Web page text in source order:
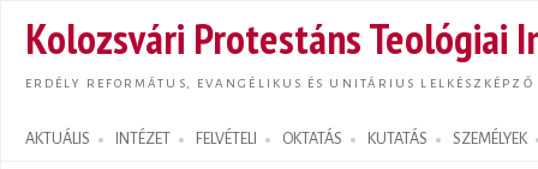
Kolozsvári Protestáns Teológiai
ERDÉLY REFORMÁTUS, EVANGÉLIKUS ÉS UNITÁRIUS LELKÉSZKÉPZŐ
AKTUÁLIS INTÉZET FELVÉTELI OKTATÁS KUTATÁS SZEMÉLYEK
Search form